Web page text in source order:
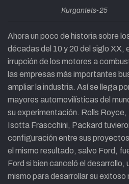
Kurgantets-25
Ahora un poco de historia sobre
décadas del 10 y 20 del siglo XX,
irrupción de los motores a
las empresas más importantes
ampliar la industria. Así se llega
mayores automovilísticas del
su experimentación. Rolls
Isotta Frascchini, Packard
configuración entre sus
el mismo resultado, salvo Ford,
Ford si bien canceló el desarrollo,
mismo para desarrollar su